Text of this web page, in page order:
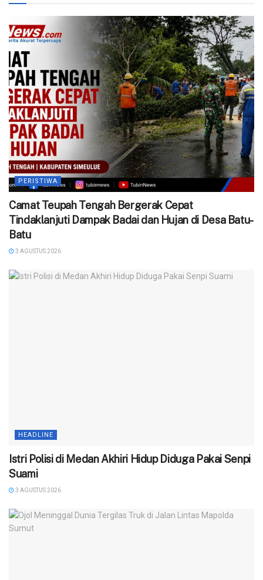
PERISTIWA
Camat Teupah Tengah Bergerak Cepat
Tindaklanjuti Dampak Badai dan Hujan di Desa Batu-
Batu
3 AGUSTUS 2026
HEADLINE
‎Istri Polisi di Medan Akhiri Hidup Diduga Pakai Senpi
Suami
3 AGUSTUS 2026